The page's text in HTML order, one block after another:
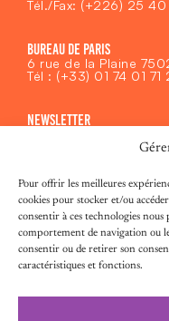
Pour offrir les meilleures
cookies pour stocker et/ou
consentir à ces technologies
comportement de navigation ou
consentir ou de retirer son
caractéristiques et fonctions.
Tél./Fax: (+226) 25
BUREAU DE PARIS
6 rue de la Plaine
Tél : (+33) 01 74 01 71
NEWSLETTER
MENU
Equipop
Notre cadre
Fonds féministe
Centre de ressources
Agir avec nous
Contact
Offres d'emplois